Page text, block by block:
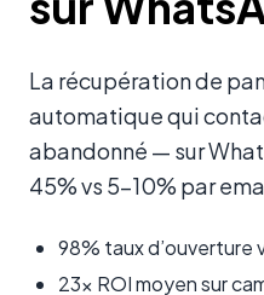
La récupération de
automatique qui
abandonné — sur
45% vs 5-10% par
98% taux d’ouverture
23x ROI moyen sur